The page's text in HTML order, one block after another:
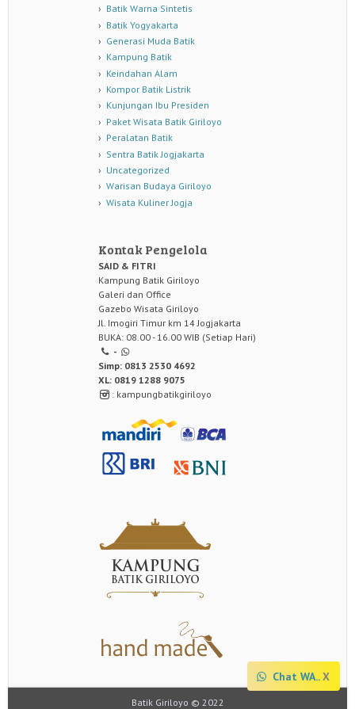
Batik Warna Sintetis
Batik Yogyakarta
Generasi Muda Batik
Kampung Batik
Keindahan Alam
Kompor Batik Listrik
Kunjungan Ibu Presiden
Paket Wisata Batik Giriloyo
Peralatan Batik
Sentra Batik Jogjakarta
Uncategorized
Warisan Budaya Giriloyo
Wisata Kuliner Jogja
Kontak Pengelola
SAID & FITRI
Kampung Batik Giriloyo
Galeri dan Office
Gazebo Wisata Giriloyo
Jl. Imogiri Timur km 14 Jogjakarta
BUKA: 08.00 - 16.00 WIB (Setiap Hari)
-
Simp: 0813 2530 4692
XL: 0819 1288 9075
: kampungbatikgiriloyo
<
X
Chat WA..
Batik Giriloyo © 2022